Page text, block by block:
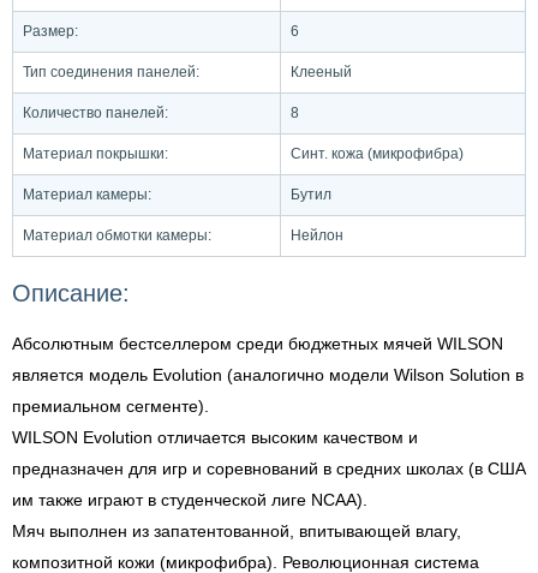
Размер: 6
Тип соединения панелей: Клееный
Количество панелей: 8
Материал покрышки: Синт. кожа (микрофибра)
Материал камеры: Бутил
Материал обмотки камеры: Нейлон
Описание:
Абсолютным бестселлером среди бюджетных мячей WILSON
является модель Evolution (аналогично модели Wilson Solution в
премиальном сегменте).
WILSON Evolution отличается высоким качеством и
предназначен для игр и соревнований в средних школах (в США
им также играют в студенческой лиге NCAA).
Мяч выполнен из запатентованной, впитывающей влагу,
композитной кожи (микрофибра). Революционная система